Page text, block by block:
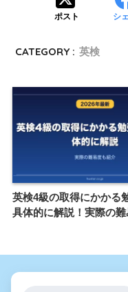
ポスト シ
CATEGORY : 英検
英検4級の取得にかかる
具体的に解説！実際の